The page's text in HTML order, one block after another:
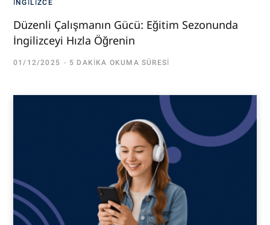
İNGILIZCE
Düzenli Çalışmanın Gücü: Eğitim Sezonunda
İngilizceyi Hızla Öğrenin
01/12/2025 5 DAKIKA OKUMA SÜRESI